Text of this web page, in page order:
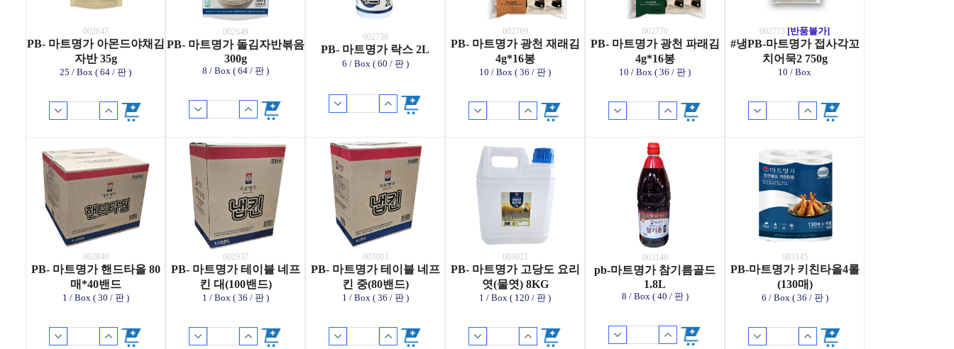
002647
PB- 마트명가 아몬드야채김
자반 35g
25 / Box ( 64 / 판 )
002649
PB- 마트명가 돌김자반볶음
300g
8 / Box ( 64 / 판 )
002738
PB- 마트명가 락스 2L
6 / Box ( 60 / 판 )
002769
PB- 마트명가 광천 재래김
4g*16봉
10 / Box ( 36 / 판 )
002770
PB- 마트명가 광천 파래김
4g*16봉
10 / Box ( 36 / 판 )
002773 [반품불가]
#냉PB-마트명가 접사각꼬
치어묵2 750g
10 / Box
002840
PB- 마트명가 핸드타올 80
매*40밴드
1 / Box ( 30 / 판 )
002937
PB- 마트명가 테이블 네프
킨 대(100밴드)
1 / Box ( 36 / 판 )
003003
PB- 마트명가 테이블 네프
킨 중(80밴드)
1 / Box ( 36 / 판 )
003021
PB- 마트명가 고당도 요리
엿(물엿) 8KG
1 / Box ( 120 / 판 )
003140
pb-마트명가 참기름골드
1.8L
8 / Box ( 40 / 판 )
003145
PB-마트명가 키친타올4롤
(130매)
6 / Box ( 36 / 판 )